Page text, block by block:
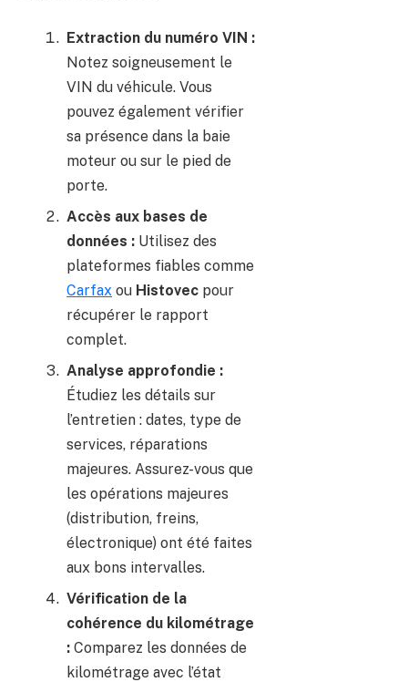
Extraction du numéro VIN :
Notez soigneusement le
VIN du véhicule. Vous
pouvez également vérifier
sa présence dans la baie
moteur ou sur le pied de
porte.
Accès aux bases de
données : Utilisez des
plateformes fiables comme
Carfax ou Histovec pour
récupérer le rapport
complet.
Analyse approfondie :
Étudiez les détails sur
l’entretien : dates, type de
services, réparations
majeures. Assurez-vous que
les opérations majeures
(distribution, freins,
électronique) ont été faites
aux bons intervalles.
Vérification de la
cohérence du kilométrage
: Comparez les données de
kilométrage avec l’état